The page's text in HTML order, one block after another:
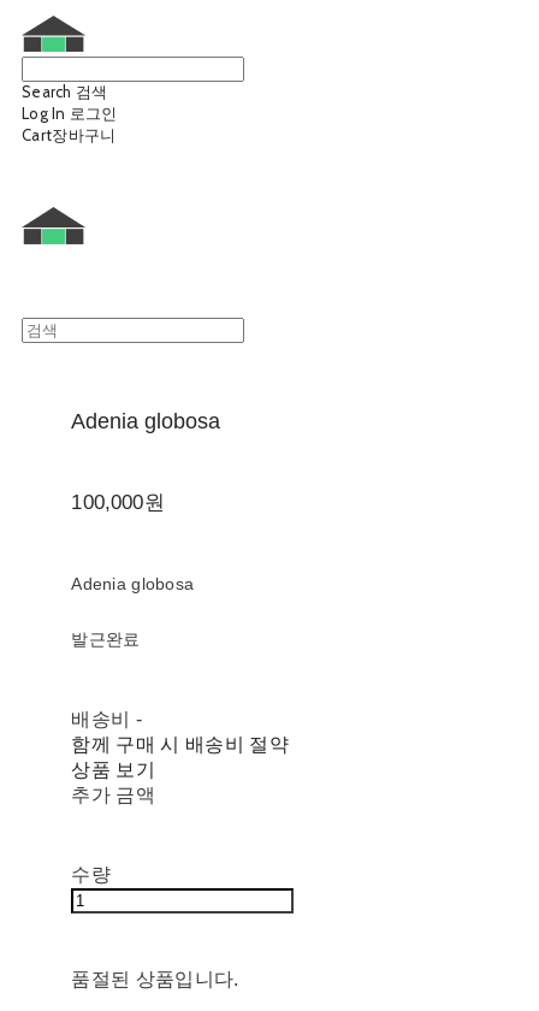
Search 검색
Log In 로그인
Cart장바구니
Adenia globosa
100,000원
Adenia globosa
발근완료
배송비 -
함께 구매 시 배송비 절약
상품 보기
추가 금액
수량
품절된 상품입니다.